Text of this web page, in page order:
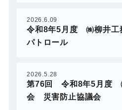
2026.6.09
令和8年5月度 ㈱柳井工
パトロール
2026.5.28
第76回 令和8年5月度
会 災害防止協議会